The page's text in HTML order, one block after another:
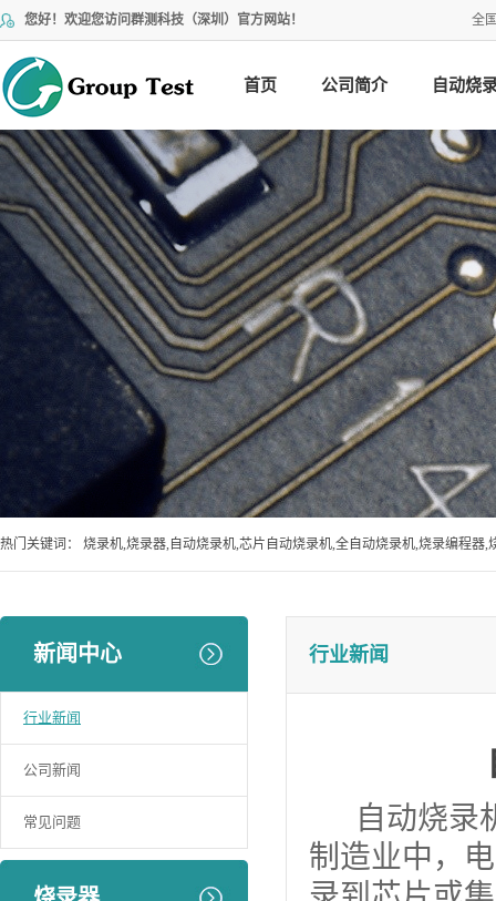
您好！欢迎您访问群测科技（深圳）官方网站！ 全
首页 公司简介 自动烧
热门关键词： 烧录机,烧录器,自动烧录机,芯片自动烧录机,全自动烧录机,烧录编程器,
新闻中心
行业新闻
公司新闻
常见问题
行业新闻
自动烧录
制造业中，